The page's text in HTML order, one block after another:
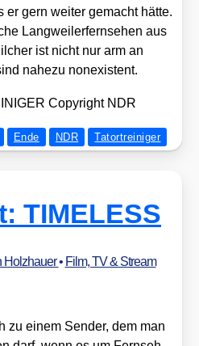
er gern wei­ter gemacht hät­te.
Lang­wei­ler­fern­se­hen aus
ist nicht nur arm an
nahe­zu non­e­xis­tent.
Copy­right NDR
Ende NDR Tatortreiniger
TIMELESS
Holzhauer• Film, TV & Stream
zu einem Sen­der, dem man